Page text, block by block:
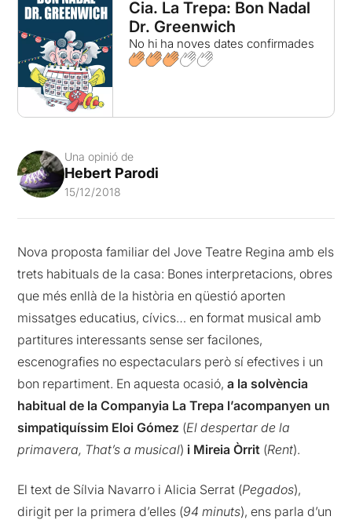
Cia. La Trepa: Bon Nadal
Dr. Greenwich
No hi ha noves dates confirmades
Una opinió de
Hebert Parodi
15/12/2018
Nova proposta familiar del Jove Teatre Regina amb els
trets habituals de la casa: Bones interpretacions, obres
que més enllà de la història en qüestió aporten
missatges educatius, cívics… en format musical amb
partitures interessants sense ser facilones,
escenografies no espectaculars però sí efectives i un
bon repartiment. En aquesta ocasió,a la solvència
habitual de la Companyia La Trepa l’acompanyen un
simpatiquíssim Eloi Gómez (El despertar de la
primavera, That’s a musical) i Mireia Òrrit (Rent).
El text de Sílvia Navarro i Alicia Serrat (Pegados),
dirigit per la primera d’elles (94 minuts), ens parla d’un